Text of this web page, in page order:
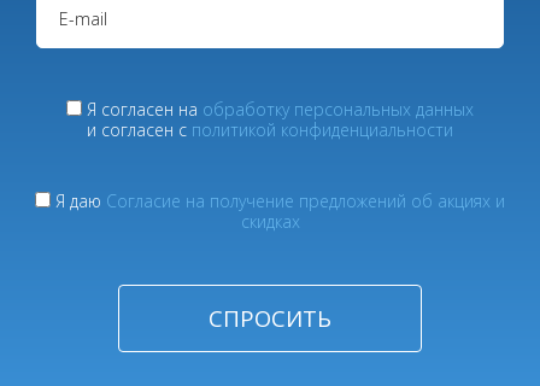
Я согласен на обработку персональных данных
и согласен с политикой конфиденциальности
Я даю Согласие на получение предложений об акциях и
скидках